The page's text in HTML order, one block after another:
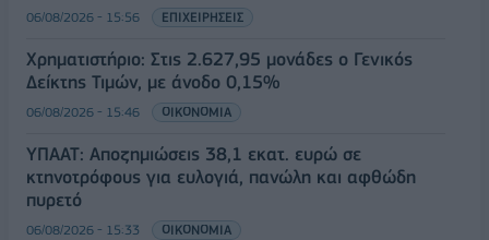
06/08/2026 - 15:56 ΕΠΙΧΕΙΡΗΣΕΙΣ
Χρηματιστήριο: Στις 2.627,95 μονάδες ο Γενικός
Δείκτης Τιμών, με άνοδο 0,15%
06/08/2026 - 15:46 ΟΙΚΟΝΟΜΙΑ
ΥΠΑΑΤ: Αποζημιώσεις 38,1 εκατ. ευρώ σε
κτηνοτρόφους για ευλογιά, πανώλη και αφθώδη
πυρετό
06/08/2026 - 15:33 ΟΙΚΟΝΟΜΙΑ